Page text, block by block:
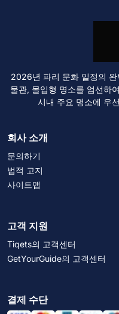
2026년 파리 문화 일정의
물관, 몰입형 명소를 엄선하
시내 주요 명소에 우
회사 소개
문의하기
법적 고지
사이트맵
고객 지원
Tiqets의 고객센터
GetYourGuide의 고객센터
결제 수단